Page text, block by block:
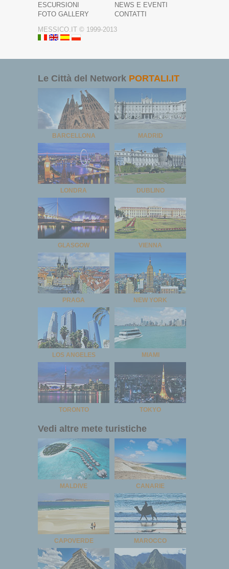
ESCURSIONI
NEWS E EVENTI
FOTO GALLERY
CONTATTI
MESSICO.IT © 1999-2013
Le Città del Network PORTALI.IT
BARCELLONA MADRID
LONDRA DUBLINO
GLASGOW VIENNA
PRAGA NEW YORK
LOS ANGELES MIAMI
TORONTO TOKYO
Vedi altre mete turistiche
MALDIVE CANARIE
CAPOVERDE MAROCCO